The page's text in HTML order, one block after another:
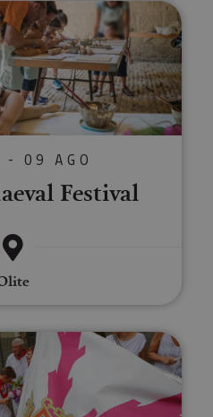
Olite Mediaeval Festival
- 09 AGO
Festival
Tafalla Festival